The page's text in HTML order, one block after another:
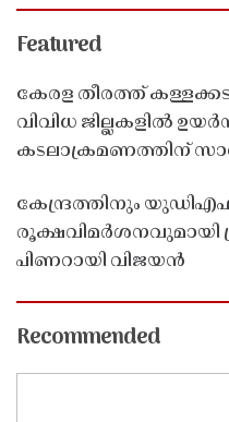
Featured
കേരള തീരത്ത്
വിവിധ ജില്ലകളിൽ
കടലാക്രമണത്തിന്
കേന്ദ്രത്തിനും
രൂക്ഷവിമർശനവുമായി
പിണറായി വിജയൻ
Recommended